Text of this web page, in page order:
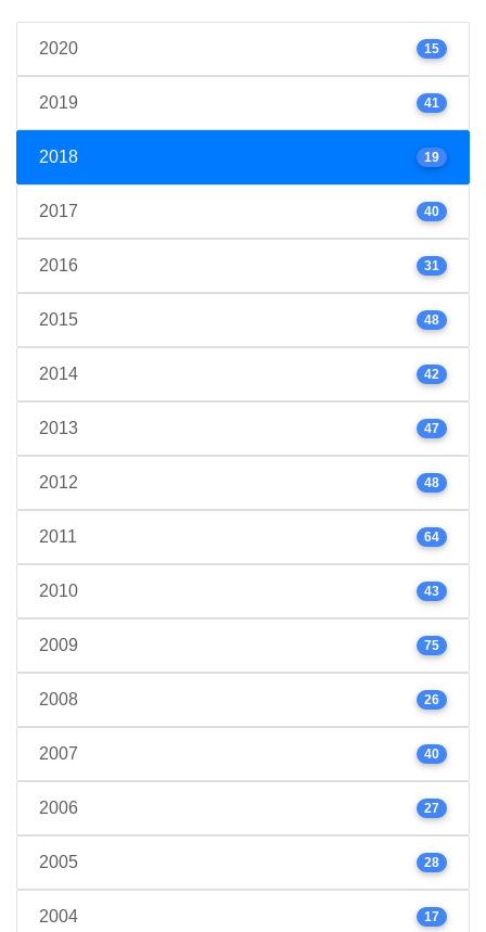
2020 15
2019 41
2018 19
2017 40
2016 31
2015 48
2014 42
2013 47
2012 48
2011 64
2010 43
2009 75
2008 26
2007 40
2006 27
2005 28
2004 17